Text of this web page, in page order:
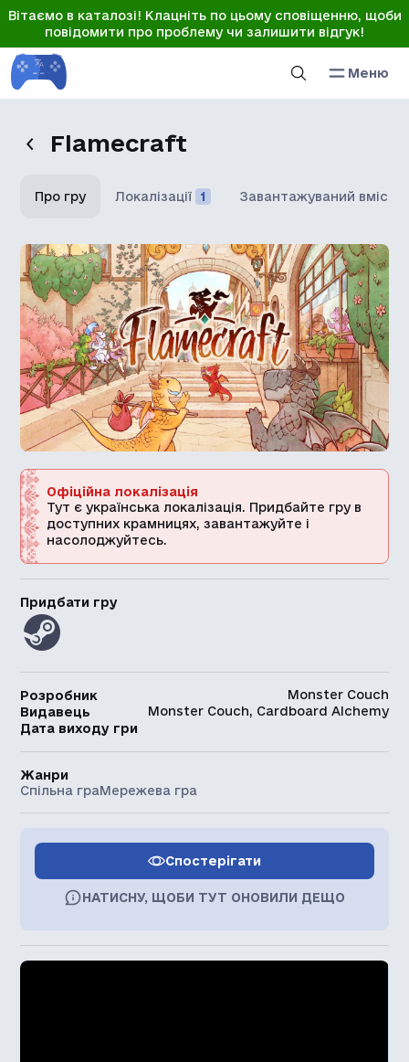
Вітаємо в каталозі! Клацніть по цьому сповіщенню, щоби
повідомити про проблему чи залишити відгук!
Меню
Flamecraft
Про гру Локалізації 1 Завантажуваний вміст
Офіційна локалізація
Тут є українська локалізація. Придбайте гру в
доступних крамницях, завантажуйте і
насолоджуйтесь.
Придбати гру
Розробник
Monster Couch
Видавець
Monster Couch, Cardboard Alchemy
Дата виходу гри
Жанри
Спільна граМережева гра
Спостерігати
НАТИСНУ, ЩОБИ ТУТ ОНОВИЛИ ДЕЩО